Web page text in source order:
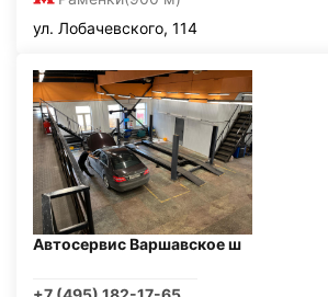
ул. Лобачевского, 114
Автосервис Варшавское ш